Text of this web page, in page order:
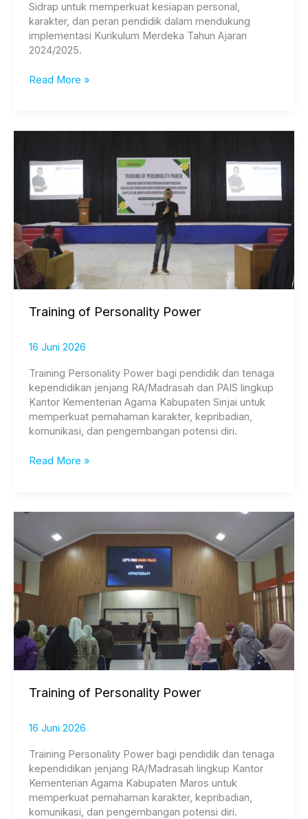
Sidrap untuk memperkuat kesiapan personal,
karakter, dan peran pendidik dalam mendukung
implementasi Kurikulum Merdeka Tahun Ajaran
2024/2025.
Read More »
Training of Personality Power
16 Juni 2026
Training Personality Power bagi pendidik dan tenaga
kependidikan jenjang RA/Madrasah dan PAIS lingkup
Kantor Kementerian Agama Kabupaten Sinjai untuk
memperkuat pemahaman karakter, kepribadian,
komunikasi, dan pengembangan potensi diri.
Personality
Power
Read More »
Training of Personality Power
16 Juni 2026
Training Personality Power bagi pendidik dan tenaga
kependidikan jenjang RA/Madrasah lingkup Kantor
Kementerian Agama Kabupaten Maros untuk
memperkuat pemahaman karakter, kepribadian,
komunikasi, dan pengembangan potensi diri.
Personality
Power